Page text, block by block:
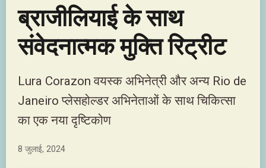
ब्राजीलियाई के साथ
संवेदनात्मक मुक्ति रिट्रीट
Lura Corazon वयस्क अभिनेत्री और अन्य Rio de
Janeiro प्लेसहोल्डर अभिनेताओं के साथ चिकित्सा
का एक नया दृष्टिकोण
8 जुलाई, 2024